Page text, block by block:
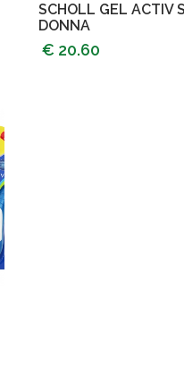
SCHOLL GEL ACTIV
DONNA
€ 20.60